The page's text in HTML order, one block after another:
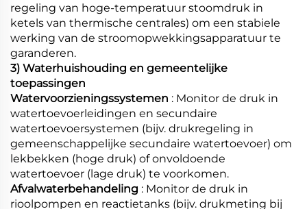
regeling van hoge-temperatuur stoomdruk in
ketels van thermische centrales) om een stabiele
werking van de stroomopwekkingsapparatuur te
garanderen.
3) Waterhuishouding en gemeentelijke
toepassingen
Watervoorzieningssystemen : Monitor de druk in
watertoevoerleidingen en secundaire
watertoevoersystemen (bijv. drukregeling in
gemeenschappelijke secundaire watertoevoer) om
lekbekken (hoge druk) of onvoldoende
watertoevoer (lage druk) te voorkomen.
Afvalwaterbehandeling : Monitor de druk in
rioolpompen en reactietanks (bijv. drukmeting bij